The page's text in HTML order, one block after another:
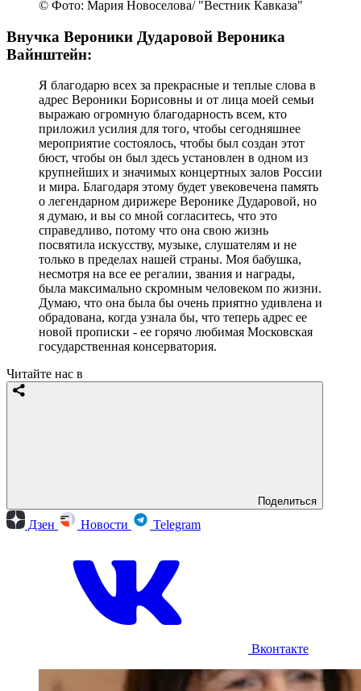
© Фото: Мария Новоселова/ "Вестник Кавказа"
Внучка Вероники Дударовой Вероника
Вайнштейн:
Я благодарю всех за прекрасные и теплые слова в
адрес Вероники Борисовны и от лица моей семьи
выражаю огромную благодарность всем, кто
приложил усилия для того, чтобы сегодняшнее
мероприятие состоялось, чтобы был создан этот
бюст, чтобы он был здесь установлен в одном из
крупнейших и значимых концертных залов России
и мира. Благодаря этому будет увековечена память
о легендарном дирижере Веронике Дударовой, но
я думаю, и вы со мной согласитесь, что это
справедливо, потому что она свою жизнь
посвятила искусству, музыке, слушателям и не
только в пределах нашей страны. Моя бабушка,
несмотря на все ее регалии, звания и награды,
была максимально скромным человеком по жизни.
Думаю, что она была бы очень приятно удивлена и
обрадована, когда узнала бы, что теперь адрес ее
новой прописки - ее горячо любимая Московская
государственная консерватория.
Читайте нас в
Поделиться
Дзен Новости Telegram
Вконтакте